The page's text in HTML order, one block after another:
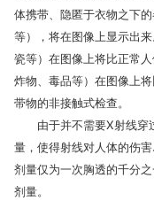
体携带、隐匿于衣物之下
等），将在图像上显示出
瓷等）在图像上将比正常
炸物、毒品等）在图像上
带物的非接触式检查。
由于并不需要X射线穿
量，使得射线对人体的伤
剂量仅为一次胸透的千分
剂量。